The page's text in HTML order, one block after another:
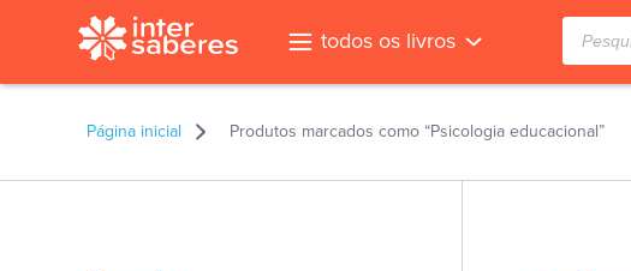
todos os livros
Página inicial Produtos marcados como “Psicologia educacional”